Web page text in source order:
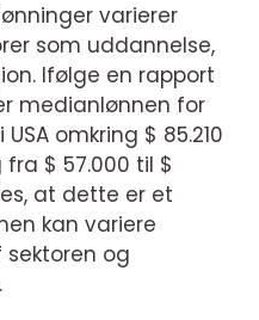
varierer
som uddannelse,
Ifølge en rapport
medianlønnen for
omkring $ 85.210
$ 57.000 til $
at dette er et
kan variere
og